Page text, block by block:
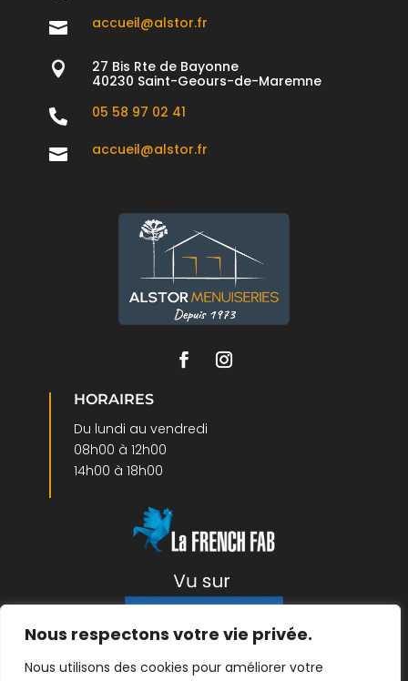
Nous respectons votre vie privée.
Nous utilisons des cookies pour améliorer votre
 accueil@alstor.fr

27 Bis Rte de Bayonne
40230 Saint-Geours-de-Maremne
 05 58 97 02 41
 accueil@alstor.fr
HORAIRES
Du lundi au vendredi
08h00 à 12h00
14h00 à 18h00